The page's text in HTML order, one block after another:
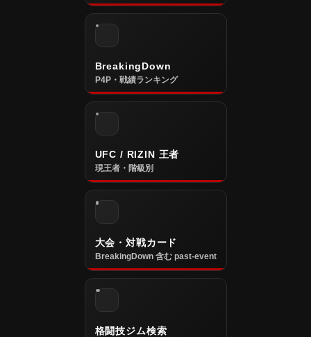
BreakingDown
P4P・戦績ランキング
UFC / RIZIN 王者
現王者・階級別
大会・対戦カード
BreakingDown 含む past-event
格闘技ジム検索